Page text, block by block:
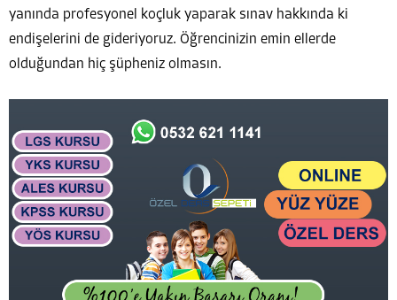
yanında profesyonel koçluk yaparak sınav hakkında ki
endişelerini de gideriyoruz. Öğrencinizin emin ellerde
olduğundan hiç şüpheniz olmasın.